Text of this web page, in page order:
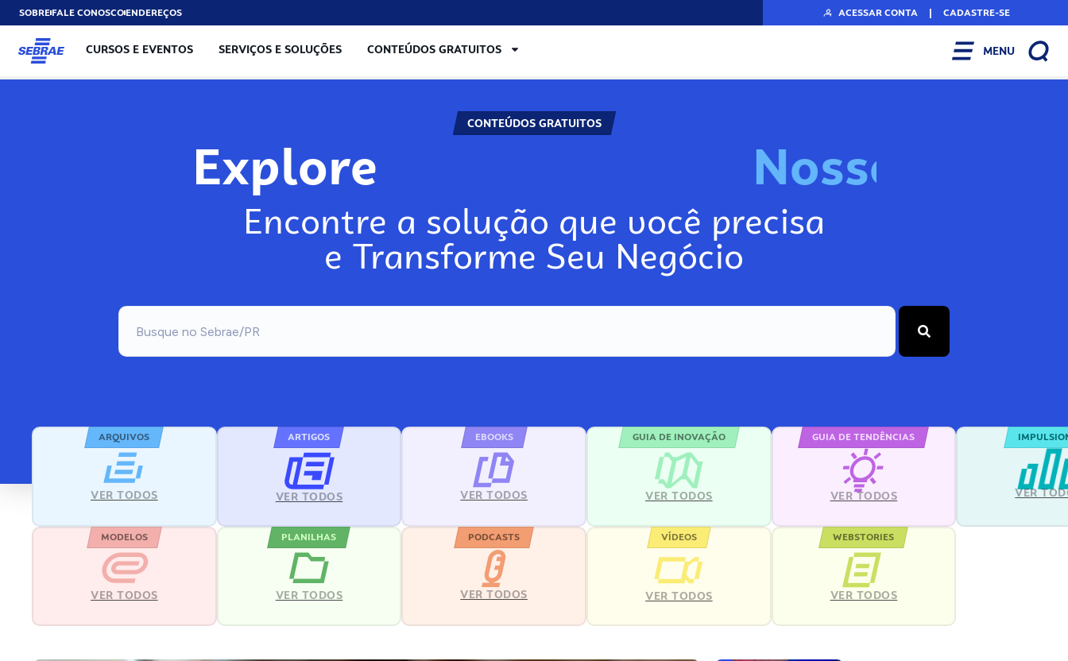
SOBREFALE CONOSCOENDEREÇOS ACESSAR CONTA | CADASTRE-SE
CURSOS E EVENTOS SERVIÇOS E SOLUÇÕES CONTEÚDOS GRATUITOS MENU
CONTEÚDOS GRATUITOS
Explore Nosso
Encontre a solução que você precisa
e Transforme Seu Negócio
ARQUIVOS
VER TODOS
ARTIGOS
VER TODOS
EBOOKS
VER TODOS
GUIA DE INOVAÇÃO
VER TODOS
GUIA DE TENDÊNCIAS
VER TODOS VER
MODELOS
VER TODOS
PLANILHAS
VER TODOS
PODCASTS
VER TODOS
VÍDEOS
VER TODOS
WEBSTORIES
VER TODOS